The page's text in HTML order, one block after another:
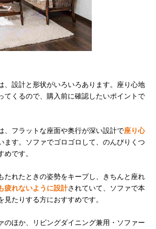
、設計と形状がいろいろあります。座り心地
てくるので、購入前に確認したいポイントで
、フラットな座面や奥行が深い設計で座り心
ます。ソファでゴロゴロして、のんびりくつ
めです。
たれたときの姿勢をキープし、きちんと座れ
疲れないように設計されていて、ソファで本
見たりする方におすすめです。
のほか、リビングダイニング兼用・ソファー